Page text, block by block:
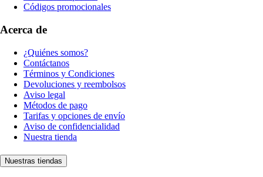
Códigos promocionales
Acerca de
¿Quiénes somos?
Contáctanos
Términos y Condiciones
Devoluciones y reembolsos
Aviso legal
Métodos de pago
Tarifas y opciones de envío
Aviso de confidencialidad
Nuestra tienda
Nuestras tiendas